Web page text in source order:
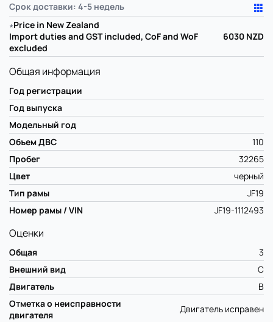
Срок доставки: 4-5 недель
∗Price in New Zealand
Import duties and GST included, CoF and WoF
excluded
6030 NZD
Общая информация
Год регистрации
Год выпуска
Модельный год
Объем ДВС
110
Пробег
32265
Цвет
черный
Тип рамы
JF19
Номер рамы / VIN
JF19-1112493
Оценки
Общая
3
Внешний вид
C
Двигатель
B
Отметка о неисправности
двигателя
Двигатель исправен